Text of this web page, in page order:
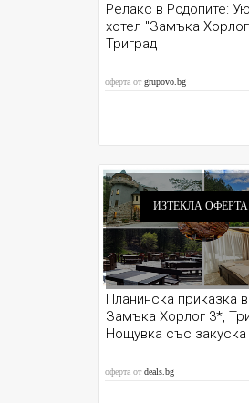
Релакс в Родопите:
хотел "Замъка
Триград
оферта отgrupovo.bg
ИЗТЕКЛА ОФЕРТА
Планинска приказка
Замъка Хорлог 3*,
Нощувка със
оферта отdeals.bg